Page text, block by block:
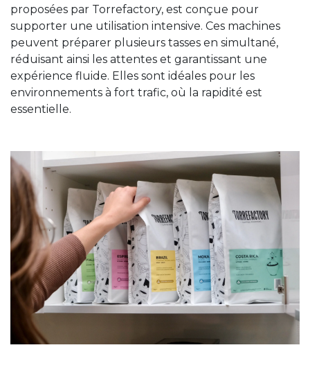
proposées par Torrefactory, est conçue pour
supporter une utilisation intensive. Ces machines
peuvent préparer plusieurs tasses en simultané,
réduisant ainsi les attentes et garantissant une
expérience fluide. Elles sont idéales pour les
environnements à fort trafic, où la rapidité est
essentielle.